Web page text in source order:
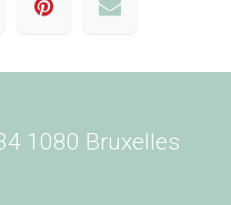
1080 Bruxelles